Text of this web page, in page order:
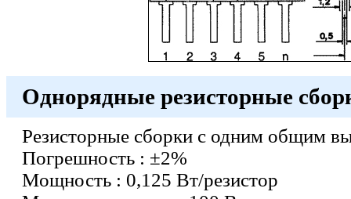
Однорядные резисторные
Резисторные сборки с одним общим
Погрешность : ±2%
Moщность : 0,125 Вт/резистор